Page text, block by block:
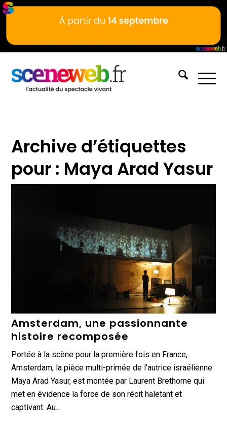
Archive d’étiquettes
pour : Maya Arad Yasur
Amsterdam, une passionnante
histoire recomposée
Portée à la scène pour la première fois en France,
Amsterdam, la pièce multi-primée de l’autrice israélienne
Maya Arad Yasur, est montée par Laurent Brethome qui
met en évidence la force de son récit haletant et
captivant. Au…